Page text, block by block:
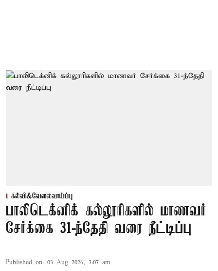
கல்வி&வேலைவாய்ப்பு
பாலிடெக்னிக் கல்லூரிகளில் மாணவர்
சேர்க்கை 31-ந்தேதி வரை நீட்டிப்பு
Published on: 03 Aug 2026, 3:07 am